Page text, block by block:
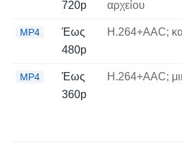
720p
αρχείου
MP4
Έως
480p
H.264+AAC;
MP4
Έως
360p
H.264+AAC;